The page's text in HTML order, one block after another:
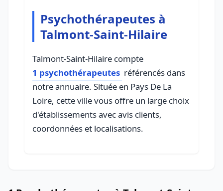
Psychothérapeutes à
Talmont-Saint-Hilaire
Talmont-Saint-Hilaire compte
1 psychothérapeutes référencés dans
notre annuaire. Située en Pays De La
Loire, cette ville vous offre un large choix
d'établissements avec avis clients,
coordonnées et localisations.